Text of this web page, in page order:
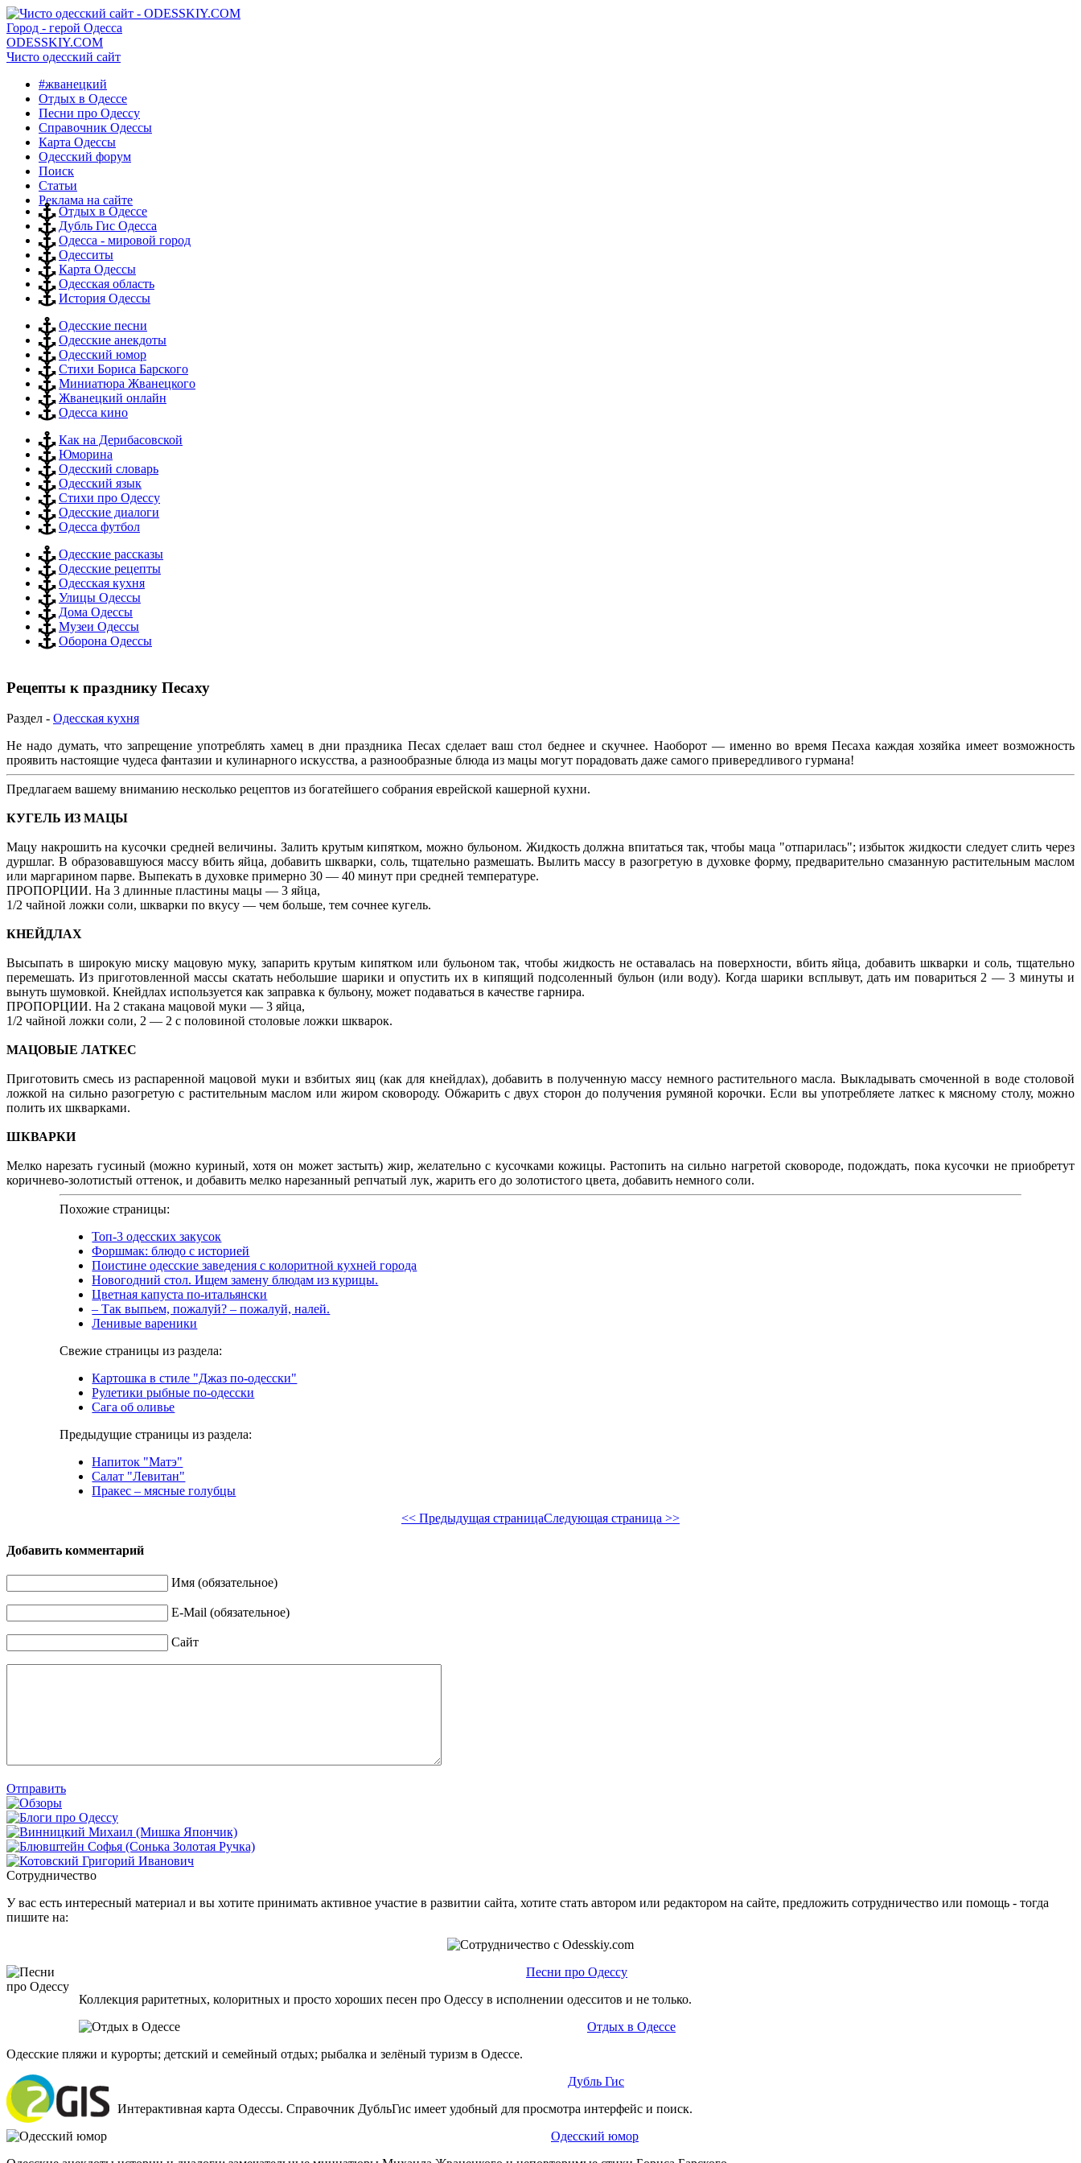
Город - герой Одесса
ODESSKIY.COM
Чисто одесский сайт
#жванецкий
Отдых в Одессе
Песни про Одессу
Справочник Одессы
Карта Одессы
Одесский форум
Поиск
Статьи
Реклама на сайте
Отдых в Одессе
Дубль Гис Одесса
Одесса - мировой город
Одесситы
Карта Одессы
Одесская область
История Одессы
Одесские песни
Одесские анекдоты
Одесский юмор
Стихи Бориса Барского
Миниатюра Жванецкого
Жванецкий онлайн
Одесса кино
Как на Дерибасовской
Юморина
Одесский словарь
Одесский язык
Стихи про Одессу
Одесские диалоги
Одесса футбол
Одесские рассказы
Одесские рецепты
Одесская кухня
Улицы Одессы
Дома Одессы
Музеи Одессы
Оборона Одессы
Рецепты к празднику Песаху
Раздел - Одесская кухня
Не надо думать, что запрещение употреблять хамец в дни праздника Песах сделает ваш стол беднее и скучнее. Наоборот — именно во время Песаха каждая хозяйка имеет возможность
проявить настоящие чудеса фантазии и кулинарного искусства, а разнообразные блюда из мацы могут порадовать даже самого привередливого гурмана!
Предлагаем вашему вниманию несколько рецептов из богатейшего собрания еврейской кашерной кухни.
КУГЕЛЬ ИЗ МАЦЫ
Мацу накрошить на кусочки средней величины. Залить крутым кипятком, можно бульоном. Жидкость должна впитаться так, чтобы маца "отпарилась"; избыток жидкости следует слить через
дуршлаг. В образовавшуюся массу вбить яйца, добавить шкварки, соль, тщательно размешать. Вылить массу в разогретую в духовке форму, предварительно смазанную растительным маслом
или маргарином парве. Выпекать в духовке примерно 30 — 40 минут при средней температуре.
ПРОПОРЦИИ. На 3 длинные пластины мацы — 3 яйца,
1/2 чайной ложки соли, шкварки по вкусу — чем больше, тем сочнее кугель.
КНЕЙДЛАХ
Высыпать в широкую миску мацовую муку, запарить крутым кипятком или бульоном так, чтобы жидкость не оставалась на поверхности, вбить яйца, добавить шкварки и соль, тщательно
перемешать. Из приготовленной массы скатать небольшие шарики и опустить их в кипящий подсоленный бульон (или воду). Когда шарики всплывут, дать им повариться 2 — 3 минуты и
вынуть шумовкой. Кнейдлах используется как заправка к бульону, может подаваться в качестве гарнира.
ПРОПОРЦИИ. На 2 стакана мацовой муки — 3 яйца,
1/2 чайной ложки соли, 2 — 2 с половиной столовые ложки шкварок.
МАЦОВЫЕ ЛАТКЕС
Приготовить смесь из распаренной мацовой муки и взбитых яиц (как для кнейдлах), добавить в полученную массу немного растительного масла. Выкладывать смоченной в воде столовой
ложкой на сильно разогретую с растительным маслом или жиром сковороду. Обжарить с двух сторон до получения румяной корочки. Если вы употребляете латкес к мясному столу, можно
полить их шкварками.
ШКВАРКИ
Мелко нарезать гусиный (можно куриный, хотя он может застыть) жир, желательно с кусочками кожицы. Растопить на сильно нагретой сковороде, подождать, пока кусочки не приобретут
коричнево-золотистый оттенок, и добавить мелко нарезанный репчатый лук, жарить его до золотистого цвета, добавить немного соли.
Похожие страницы:
Топ-3 одесских закусок
Форшмак: блюдо с историей
Поистине одесские заведения с колоритной кухней города
Новогодний стол. Ищем замену блюдам из курицы.
Цветная капуста по-итальянски
– Так выпьем, пожалуй? – пожалуй, налей.
Ленивые вареники
Свежие страницы из раздела:
Картошка в стиле "Джаз по-одесски"
Рулетики рыбные по-одесски
Сага об оливье
Предыдущие страницы из раздела:
Напиток "Матэ"
Салат "Левитан"
Пракес – мясные голубцы
<< Предыдущая страницаСледующая страница >>
Добавить комментарий
Имя (обязательное)
E-Mail (обязательное)
Сайт
Отправить
Сотрудничество
У вас есть интересный материал и вы хотите принимать активное участие в развитии сайта, хотите стать автором или редактором на сайте, предложить сотрудничество или помощь - тогда
пишите на:
Песни про Одессу
Коллекция раритетных, колоритных и просто хороших песен про Одессу в исполнении одесситов и не только.
Отдых в Одессе
Одесские пляжи и курорты; детский и семейный отдых; рыбалка и зелёный туризм в Одессе.
Дубль Гис
Интерактивная карта Одессы. Справочник ДубльГис имеет удобный для просмотра интерфейс и поиск.
Одесский юмор